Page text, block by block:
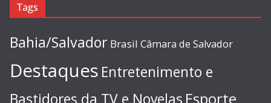
Tags
Bahia/Salvador Brasil Câmara de Salvador
Destaques Entretenimento e
Bastidores da TV e Novelas Esporte